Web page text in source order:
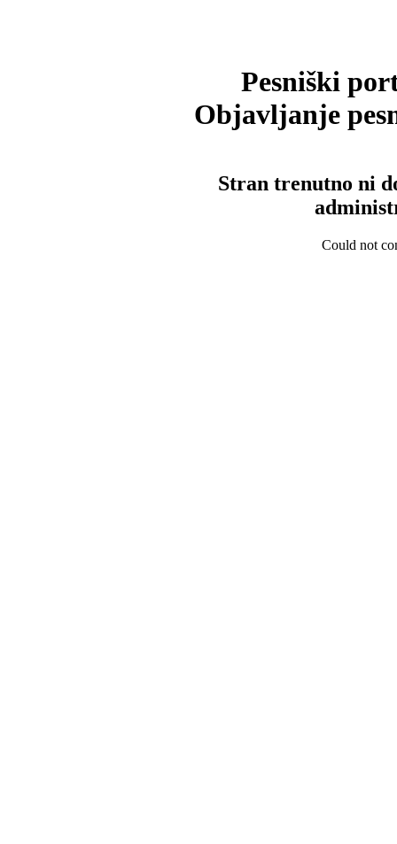
Pesniški
Objavljanje
Stran trenutno ni
Could not